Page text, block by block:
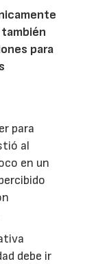
para
para
al
en un
debe ir